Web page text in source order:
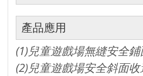
產品應用
(1)兒童遊戲場無縫安全
(2)兒童遊戲場安全斜面